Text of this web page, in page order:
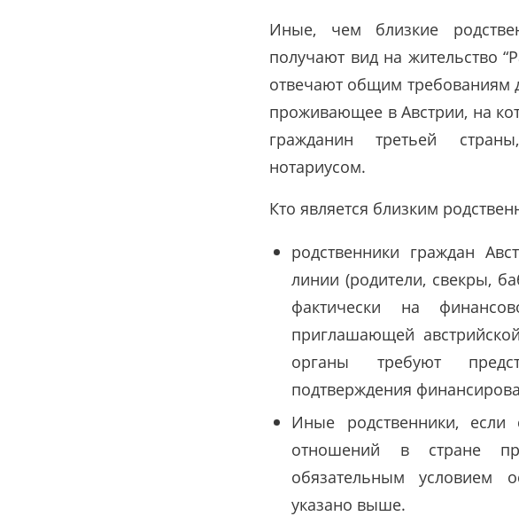
Иные, чем близкие
получают вид на жительство
отвечают общим требованиям
проживающее в Австрии, на
гражданин третьей
нотариусом.
Кто является близким
родственники граждан
линии (родители, свекры,
фактически на
приглашающей
органы требуют
подтверждения
Иные родственники, если
отношений в стране
обязательным условием
указано выше.